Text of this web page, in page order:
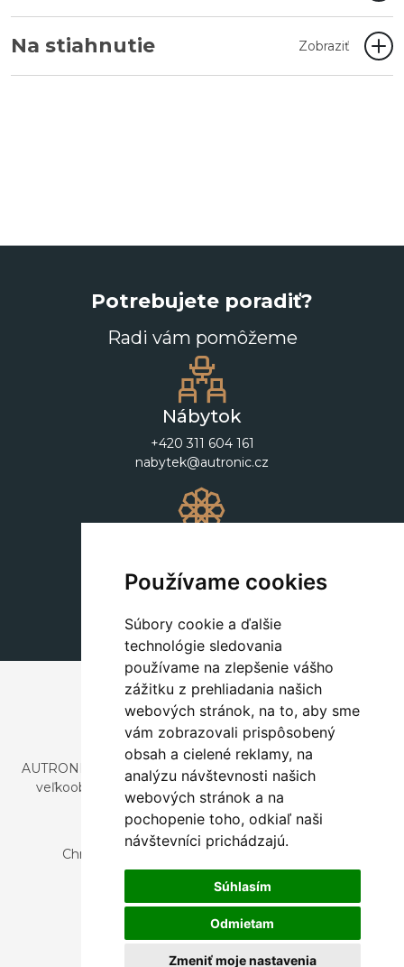
Používame cookies
Súbory cookie a ďalšie
technológie sledovania
používame na zlepšenie vášho
zážitku z prehliadania našich
webových stránok, na to, aby sme
vám zobrazovali prispôsobený
obsah a cielené reklamy, na
analýzu návštevnosti našich
webových stránok a na
pochopenie toho, odkiaľ naši
návštevníci prichádzajú.
Súhlasím
Odmietam
Zmeniť moje nastavenia
Na stiahnutie Zobraziť
Potrebujete poradiť?
Radi vám pomôžeme
Nábytok
+420 311 604 161
nabytek@autronic.cz
+420 311 604 182
dekorace@autronic.cz
AUTRONIC, s.r.o. je spoločnosť zaoberajúca sa dovozom a
veľkoobchodným predajom dizajnového aj štýlového
nábytku a dekorácií.
Česká republika
Chrustenice 270, 267 12 Loděnice u Berouna
Slovensko
Nová 366, 032 02 Závažná Poruba